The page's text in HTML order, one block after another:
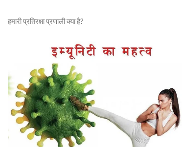
हमारी प्रतिरक्षा प्रणाली क्या है?